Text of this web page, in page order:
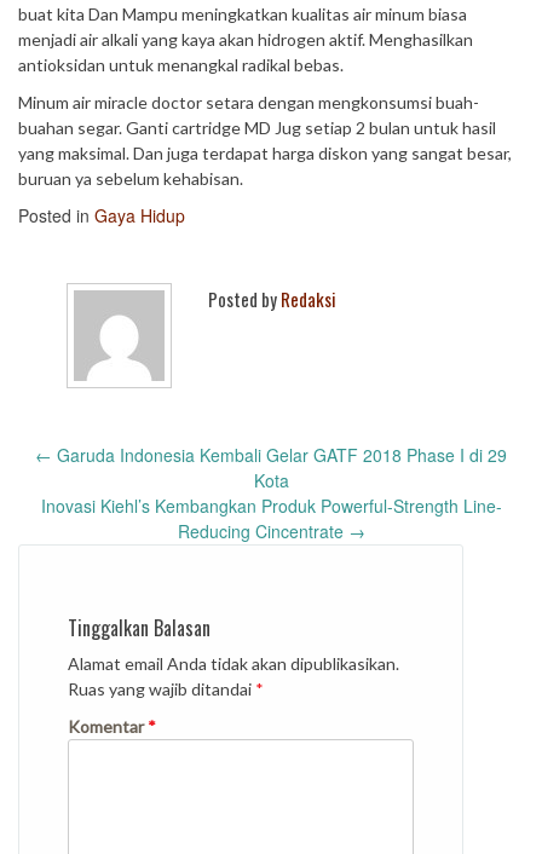
buat kita Dan Mampu meningkatkan kualitas air minum biasa
menjadi air alkali yang kaya akan hidrogen aktif. Menghasilkan
antioksidan untuk menangkal radikal bebas.
Minum air miracle doctor setara dengan mengkonsumsi buah-
buahan segar. Ganti cartridge MD Jug setiap 2 bulan untuk hasil
yang maksimal. Dan juga terdapat harga diskon yang sangat besar,
buruan ya sebelum kehabisan.
Posted in Gaya Hidup
Posted byRedaksi
Post
← Garuda Indonesia Kembali Gelar GATF 2018 Phase I di 29
Kota
Inovasi Kiehl’s Kembangkan Produk Powerful-Strength Line-
Reducing Cincentrate →
Tinggalkan Balasan
Alamat email Anda tidak akan dipublikasikan.
Ruas yang wajib ditandai *
Komentar*